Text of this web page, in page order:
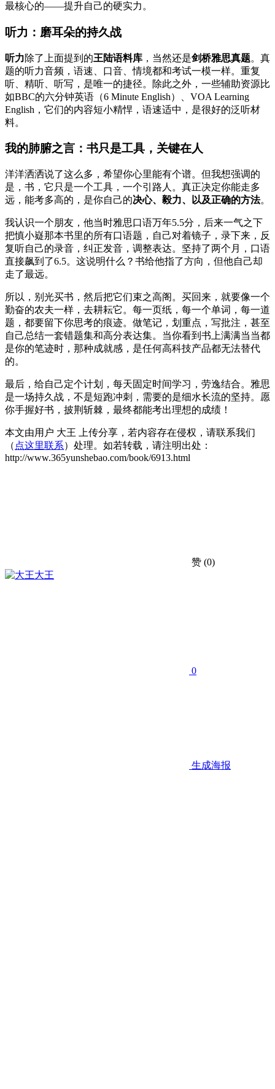
最核心的——提升自己的硬实力。
听力：磨耳朵的持久战
听力除了上面提到的王陆语料库 ，当然还是剑桥雅思真题。真
题的听力音频，语速、口音、情境都和考试一模一样。重复
听、精听、听写，是唯一的捷径。除此之外，一些辅助资源比
如BBC的六分钟英语（6 Minute English）、VOA Learning
English，它们的内容短小精悍，语速适中，是很好的泛听材
料。
我的肺腑之言：书只是工具，关键在人
洋洋洒洒说了这么多，希望你心里能有个谱。但我想强调的
是，书，它只是一个工具，一个引路人。真正决定你能走多
远，能考多高的，是你自己的决心、毅力、以及正确的方法。
我认识一个朋友，他当时雅思口语万年5.5分，后来一气之下
把慎小嶷那本书里的所有口语题，自己对着镜子，录下来，反
复听自己的录音，纠正发音，调整表达。坚持了两个月，口语
直接飙到了6.5。这说明什么？书给他指了方向，但他自己却
走了最远。
所以，别光买书，然后把它们束之高阁。买回来，就要像一个
勤奋的农夫一样，去耕耘它。每一页纸，每一个单词，每一道
题，都要留下你思考的痕迹。做笔记，划重点，写批注，甚至
自己总结一套错题集和高分表达集。当你看到书上满满当当都
是你的笔迹时，那种成就感，是任何高科技产品都无法替代
的。
最后，给自己定个计划，每天固定时间学习，劳逸结合。雅思
是一场持久战，不是短跑冲刺，需要的是细水长流的坚持。愿
你手握好书，披荆斩棘，最终都能考出理想的成绩！
本文由用户 大王 上传分享，若内容存在侵权，请联系我们
（ 点这里联系）处理。如若转载，请注明出处：
http://www.365yunshebao.com/book/6913.html
赞 (0)
大王
0
生成海报